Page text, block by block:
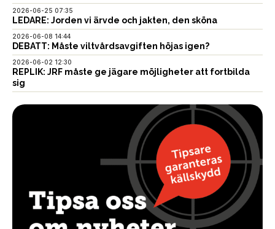
2026-06-25 07:35
LEDARE: Jorden vi ärvde och jakten, den sköna
2026-06-08 14:44
DEBATT: Måste viltvårdsavgiften höjas igen?
2026-06-02 12:30
REPLIK: JRF måste ge jägare möjligheter att fortbilda
sig